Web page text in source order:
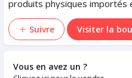
produits physiques importés
appartient.*
Suivre Visiter la
Vous en avez un ?